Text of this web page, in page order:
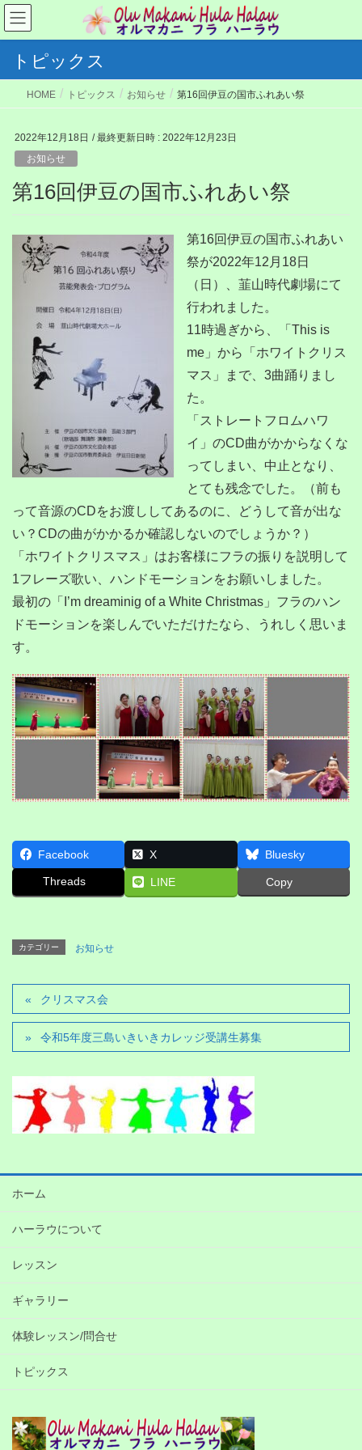
トピックス
HOME トピックス お知らせ 第16回伊豆の国市ふれあい祭
2022年12月18日 / 最終更新日時 : 2022年12月23日
お知らせ
第16回伊豆の国市ふれあい祭
第16回伊豆の国市ふれあい
祭が2022年12月18日
（日）、韮山時代劇場にて
行われました。
11時過ぎから、「This is
me」から「ホワイトクリス
マス」まで、3曲踊りまし
た。
「ストレートフロムハワ
イ」のCD曲がかからなくな
ってしまい、中止となり、
とても残念でした。（前も
って音源のCDをお渡ししてあるのに、どうして音が出な
い？CDの曲がかかるか確認しないのでしょうか？）
「ホワイトクリスマス」はお客様にフラの振りを説明して
1フレーズ歌い、ハンドモーションをお願いしました。
最初の「I’m dreaminig of a White Christmas」フラのハン
ドモーションを楽しんでいただけたなら、うれしく思いま
す。
Facebook X Bluesky
Threads LINE Copy
カテゴリー お知らせ
クリスマス会
令和5年度三島いきいきカレッジ受講生募集
ホーム
ハーラウについて
レッスン
ギャラリー
体験レッスン/問合せ
トピックス